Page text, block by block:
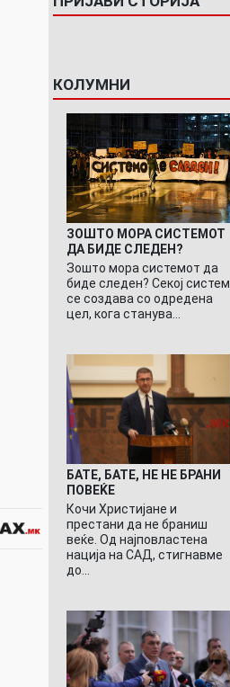
КОЛУМНИ
ЗОШТО МОРА СИСТЕМОТ
ДА БИДЕ СЛЕДЕН?
Зошто мора системот да
биде следен? Секој систем
се создава со одредена
цел, кога станува…
БАТЕ, БАТЕ, НЕ НЕ БРАНИ
ПОВЕЌЕ
Кочи Христијане и
престани да не браниш
веќе. Од најповластена
нација на САД, стигнавме
до…